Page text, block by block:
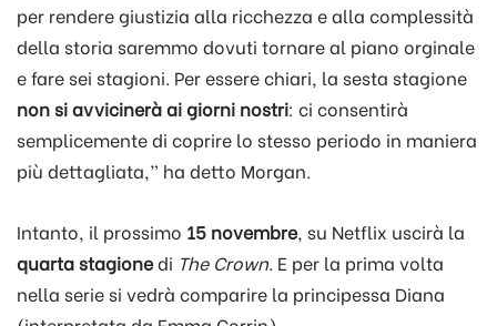
per rendere giustizia alla ricchezza e alla complessità
della storia saremmo dovuti tornare al piano orginale
e fare sei stagioni. Per essere chiari, la sesta stagione
non si avvicinerà ai giorni nostri: ci consentirà
semplicemente di coprire lo stesso periodo in maniera
più dettagliata,” ha detto Morgan.
Intanto, il prossimo 15 novembre, su Netflix uscirà la
quarta stagionedi The Crown. E per la prima volta
nella serie si vedrà comparire la principessa Diana